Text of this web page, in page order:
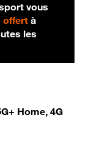
vous
offertà
les
Home, 4G